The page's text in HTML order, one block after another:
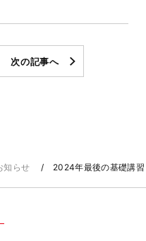
次の記事へ
知らせ 2024年最後の基礎講